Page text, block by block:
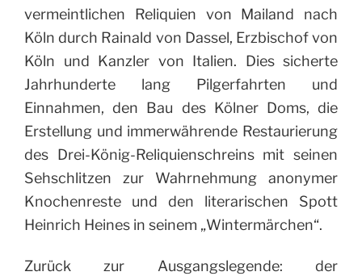
vermeintlichen Reliquien von Mailand nach
Köln durch Rainald von Dassel, Erzbischof von
Köln und Kanzler von Italien. Dies sicherte
Jahrhunderte lang Pilgerfahrten und
Einnahmen, den Bau des Kölner Doms, die
Erstellung und immerwährende Restaurierung
des Drei-König-Reliquienschreins mit seinen
Sehschlitzen zur Wahrnehmung anonymer
Knochenreste und den literarischen Spott
Heinrich Heines in seinem „Wintermärchen“.
Zurück zur Ausgangslegende: der